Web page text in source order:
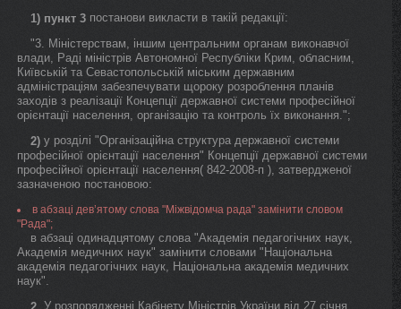
1) пункт 3 постанови викласти в такій редакції:
"3. Міністерствам, іншим центральним органам виконавчої
влади, Раді міністрів Автономної Республіки Крим, обласним,
Київській та Севастопольській міським державним
адміністраціям забезпечувати щороку розроблення планів
заходів з реалізації Концепції державної системи професійної
орієнтації населення, організацію та контроль їх виконання.";
2) у розділі "Організаційна структура державної системи
професійної орієнтації населення" Концепції державної системи
професійної орієнтації населення( 842-2008-п ), затвердженої
зазначеною постановою:
в абзаці дев’ятому слова "Міжвідомча рада" замінити словом
"Рада";
в абзаці одинадцятому слова "Академія педагогічних наук,
Академія медичних наук" замінити словами "Національна
академія педагогічних наук, Національна академія медичних
наук".
У розпорядженні Кабінету Міністрів України від 27 січня